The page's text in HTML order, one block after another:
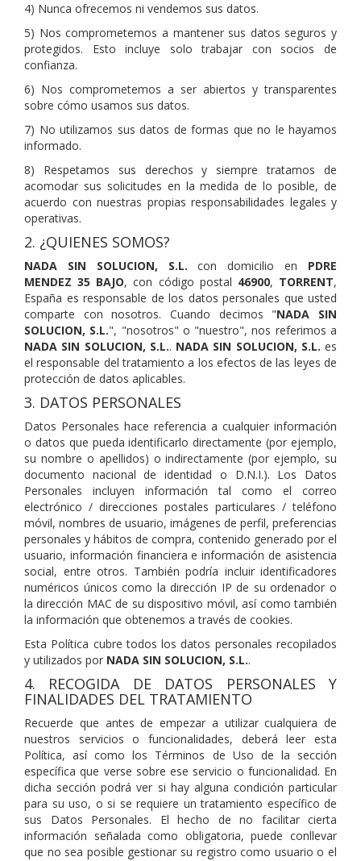
4) Nunca ofrecemos ni vendemos sus datos.
5) Nos comprometemos a mantener sus datos seguros y
protegidos. Esto incluye solo trabajar con socios de
confianza.
6) Nos comprometemos a ser abiertos y transparentes
sobre cómo usamos sus datos.
7) No utilizamos sus datos de formas que no le hayamos
informado.
8) Respetamos sus derechos y siempre tratamos de
acomodar sus solicitudes en la medida de lo posible, de
acuerdo con nuestras propias responsabilidades legales y
operativas.
2. ¿QUIENES SOMOS?
NADA SIN SOLUCION, S.L. con domicilio en PDRE
MENDEZ 35 BAJO, con código postal 46900, TORRENT,
España es responsable de los datos personales que usted
comparte con nosotros. Cuando decimos "NADA SIN
SOLUCION, S.L.", "nosotros" o "nuestro", nos referimos a
NADA SIN SOLUCION, S.L.. NADA SIN SOLUCION, S.L. es
el responsable del tratamiento a los efectos de las leyes de
protección de datos aplicables.
3. DATOS PERSONALES
Datos Personales hace referencia a cualquier información
o datos que pueda identificarlo directamente (por ejemplo,
su nombre o apellidos) o indirectamente (por ejemplo, su
documento nacional de identidad o D.N.I.). Los Datos
Personales incluyen información tal como el correo
electrónico / direcciones postales particulares / teléfono
móvil, nombres de usuario, imágenes de perfil, preferencias
personales y hábitos de compra, contenido generado por el
usuario, información financiera e información de asistencia
social, entre otros. También podría incluir identificadores
numéricos únicos como la dirección IP de su ordenador o
la dirección MAC de su dispositivo móvil, así como también
la información que obtenemos a través de cookies.
Esta Política cubre todos los datos personales recopilados
y utilizados por NADA SIN SOLUCION, S.L..
4. RECOGIDA DE DATOS PERSONALES Y
FINALIDADES DEL TRATAMIENTO
Recuerde que antes de empezar a utilizar cualquiera de
nuestros servicios o funcionalidades, deberá leer esta
Política, así como los Términos de Uso de la sección
específica que verse sobre ese servicio o funcionalidad. En
dicha sección podrá ver si hay alguna condición particular
para su uso, o si se requiere un tratamiento específico de
sus Datos Personales. El hecho de no facilitar cierta
información señalada como obligatoria, puede conllevar
que no sea posible gestionar su registro como usuario o el